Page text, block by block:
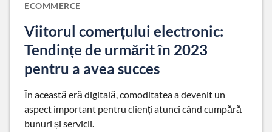
ECOMMERCE
Viitorul comerțului electronic:
Tendințe de urmărit în 2023
pentru a avea succes
În această eră digitală, comoditatea a devenit un
aspect important pentru clienți atunci când cumpără
bunuri și servicii.